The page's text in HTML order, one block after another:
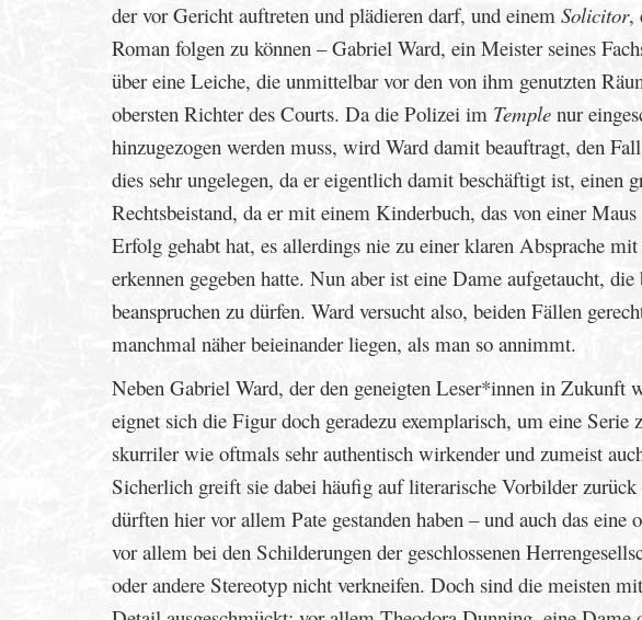
der vor Gericht auftreten und plädieren darf, und einem Solicitor,
Roman folgen zu können – Gabriel Ward, ein Meister seines
über eine Leiche, die unmittelbar vor den von ihm genutzten
obersten Richter des Courts. Da die Polizei im Temple nur
hinzugezogen werden muss, wird Ward damit beauftragt, den
dies sehr ungelegen, da er eigentlich damit beschäftigt ist,
Rechtsbeistand, da er mit einem Kinderbuch, das von einer
Erfolg gehabt hat, es allerdings nie zu einer klaren Absprache
erkennen gegeben hatte. Nun aber ist eine Dame aufgetaucht,
beanspruchen zu dürfen. Ward versucht also, beiden Fällen
manchmal näher beieinander liegen, als man so annimmt.
Neben Gabriel Ward, der den geneigten Leser*innen in Zukunft
eignet sich die Figur doch geradezu exemplarisch, um eine Serie
skurriler wie oftmals sehr authentisch wirkender und zumeist
Sicherlich greift sie dabei häufig auf literarische Vorbilder
dürften hier vor allem Pate gestanden haben – und auch das
vor allem bei den Schilderungen der geschlossenen
oder andere Stereotyp nicht verkneifen. Doch sind die meisten